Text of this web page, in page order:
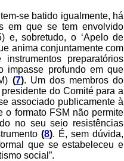
se batido igualmente, há
em que se tem envolvido
e, sobretudo, o ‘Apelo de
anima conjuntamente com
preparatórios
impasse profundo em que
(7). Um dos membros do
do Comité para a
associado publicamente à
o formato FSM não permite
no seu seio resistências
(8). É, sem dúvida,
que se estabeleceu e
social”.